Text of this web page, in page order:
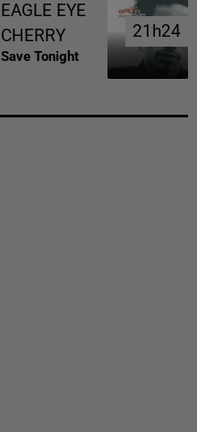
EAGLE EYE
CHERRY
Save Tonight
21h24
21h24